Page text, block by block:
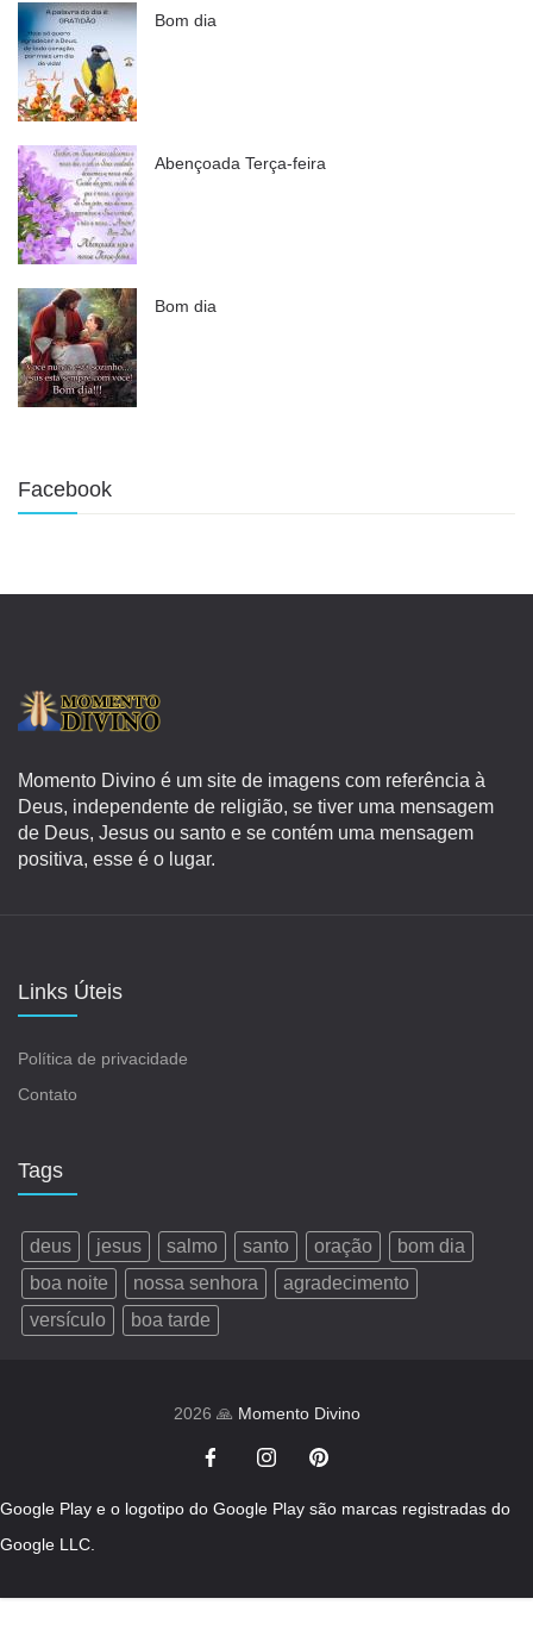
Bom dia
Abençoada Terça-feira
Bom dia
Facebook
Momento Divino é um site de imagens com referência à
Deus, independente de religião, se tiver uma mensagem
de Deus, Jesus ou santo e se contém uma mensagem
positiva, esse é o lugar.
Links Úteis
Política de privacidade
Contato
Tags
deus jesus salmo santo oração
bom dia
boa noite
nossa senhora
agradecimento
versículo
boa tarde
2026 🙏 Momento Divino
Google Play e o logotipo do Google Play são marcas registradas do
Google LLC.